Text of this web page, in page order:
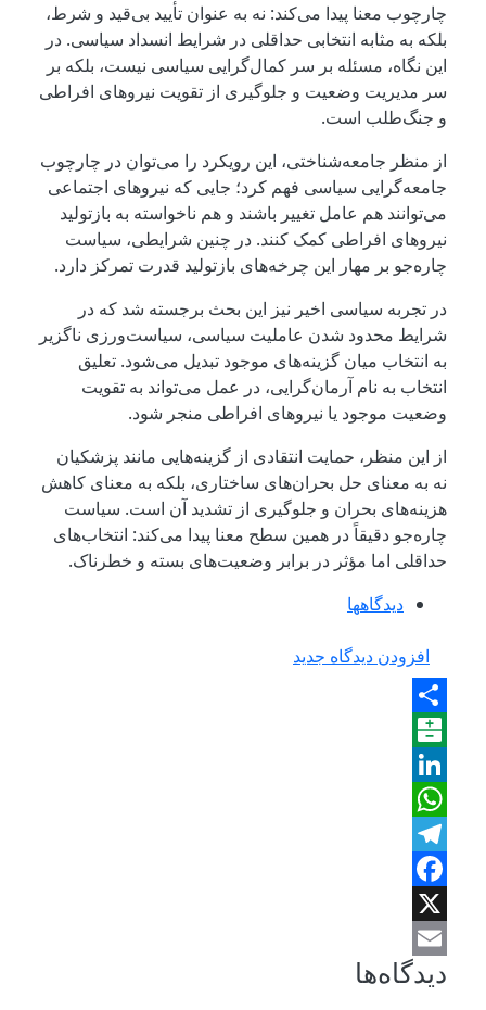
چارچوب معنا پیدا می‌کند: نه به عنوان تأیید بی‌قید و شرط،
بلکه به مثابه انتخابی حداقلی در شرایط انسداد سیاسی. در
این نگاه، مسئله بر سر کمال‌گرایی سیاسی نیست، بلکه بر
سر مدیریت وضعیت و جلوگیری از تقویت نیروهای افراطی
و جنگ‌طلب است.
از منظر جامعه‌شناختی، این رویکرد را می‌توان در چارچوب
جامعه‌گرایی سیاسی فهم کرد؛ جایی که نیروهای اجتماعی
می‌توانند هم عامل تغییر باشند و هم ناخواسته به بازتولید
نیروهای افراطی کمک کنند. در چنین شرایطی، سیاست
چاره‌جو بر مهار این چرخه‌های بازتولید قدرت تمرکز دارد.
در تجربه سیاسی اخیر نیز این بحث برجسته شد که در
شرایط محدود شدن عاملیت سیاسی، سیاست‌ورزی ناگزیر
به انتخاب میان گزینه‌های موجود تبدیل می‌شود. تعلیق
انتخاب به نام آرمان‌گرایی، در عمل می‌تواند به تقویت
وضعیت موجود یا نیروهای افراطی منجر شود.
از این منظر، حمایت انتقادی از گزینه‌هایی مانند پزشکیان
نه به معنای حل بحران‌های ساختاری، بلکه به معنای کاهش
هزینه‌های بحران و جلوگیری از تشدید آن است. سیاست
چاره‌جو دقیقاً در همین سطح معنا پیدا می‌کند: انتخاب‌های
حداقلی اما مؤثر در برابر وضعیت‌های بسته و خطرناک.
دیدگاه‎ها
افزودن دیدگاه جدید
Share
Balatarin
LinkedIn
WhatsApp
Telegram
Facebook
Email
دیدگاه‌ها